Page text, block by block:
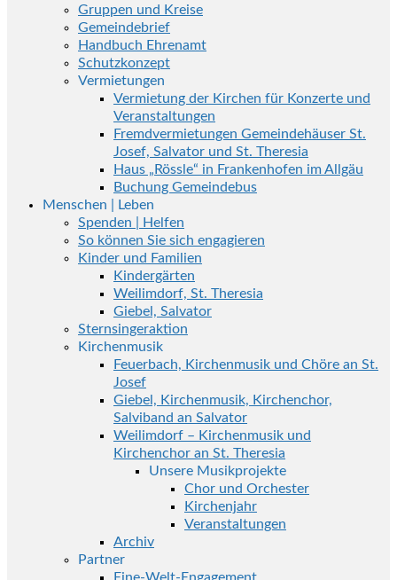
Gruppen und Kreise
Gemeindebrief
Handbuch Ehrenamt
Schutzkonzept
Vermietungen
Vermietung der Kirchen für Konzerte und
Veranstaltungen
Fremdvermietungen Gemeindehäuser St.
Josef, Salvator und St. Theresia
Haus „Rössle“ in Frankenhofen im Allgäu
Buchung Gemeindebus
Menschen | Leben
Spenden | Helfen
So können Sie sich engagieren
Kinder und Familien
Kindergärten
Weilimdorf, St. Theresia
Giebel, Salvator
Sternsingeraktion
Kirchenmusik
Feuerbach, Kirchenmusik und Chöre an St.
Josef
Giebel, Kirchenmusik, Kirchenchor,
Salviband an Salvator
Weilimdorf – Kirchenmusik und
Kirchenchor an St. Theresia
Unsere Musikprojekte
Chor und Orchester
Kirchenjahr
Veranstaltungen
Archiv
Partner